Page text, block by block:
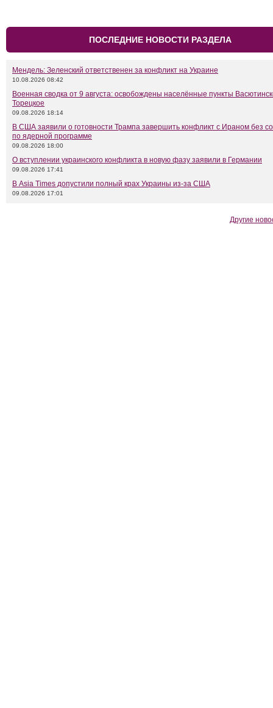
ПОСЛЕДНИЕ НОВОСТИ РАЗДЕЛА
Мендель: Зеленский ответственен за конфликт на Украине
10.08.2026 08:42
Военная сводка от 9 августа: освобождены населённые пункты
Торецкое
09.08.2026 18:14
В США заявили о готовности Трампа завершить конфликт с Ираном без
по ядерной программе
09.08.2026 18:00
О вступлении украинского конфликта в новую фазу заявили в Германии
09.08.2026 17:41
В Asia Times допустили полный крах Украины из-за США
09.08.2026 17:01
Другие